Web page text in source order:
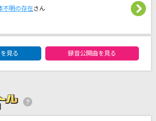
ス
不明の存在さん
見る 録音公開曲を見る